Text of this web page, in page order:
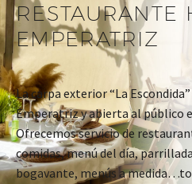
RESTAURANTE
EMPERATRIZ
La carpa exterior “La
Emperatriz y abierta al público
Ofrecemos servicio de
comidas, menú del día,
bogavante, menús a